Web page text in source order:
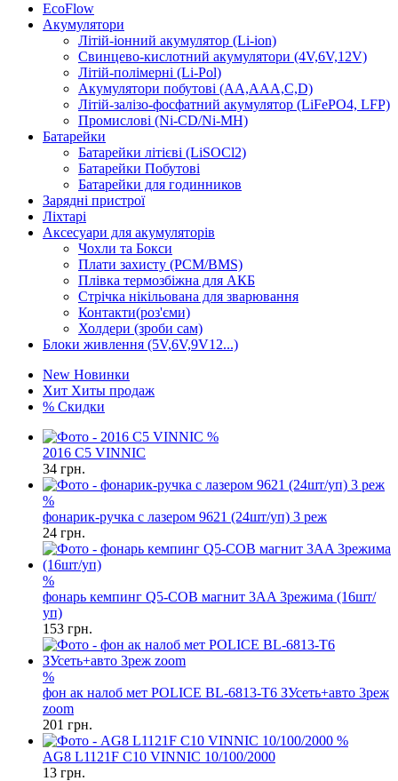
EcoFlow
Акумулятори
Літій-іонний акумулятор (Li-ion)
Свинцево-кислотний акумулятори (4V,6V,12V)
Літій-полімерні (Li-Pol)
Акумулятори побутові (AA,AAA,C,D)
Літій-залізо-фосфатний акумулятор (LiFePO4, LFP)
Промислові (Ni-CD/Ni-MH)
Батарейки
Батарейки літієві (LiSOCl2)
Батарейки Побутові
Батарейки для годинников
Зарядні пристрої
Ліхтарі
Аксесуари для акумуляторів
Чохли та Бокси
Плати захисту (PCM/BMS)
Плівка термозбіжна для АКБ
Стрічка нікільована для зварювання
Контакти(роз'єми)
Холдери (зроби сам)
Блоки живлення (5V,6V,9V12...)
New Новинки
Хит Хиты продаж
% Скидки
%
2016 C5 VINNIC
34 грн.
%
фонарик-ручка с лазером 9621 (24шт/уп) 3 реж
24 грн.
%
фонарь кемпинг Q5-COB магнит 3AA 3режима (16шт/
уп)
153 грн.
%
фон ак налоб мет POLICE BL-6813-T6 ЗУсеть+авто 3реж
zoom
201 грн.
%
AG8 L1121F C10 VINNIC 10/100/2000
13 грн.